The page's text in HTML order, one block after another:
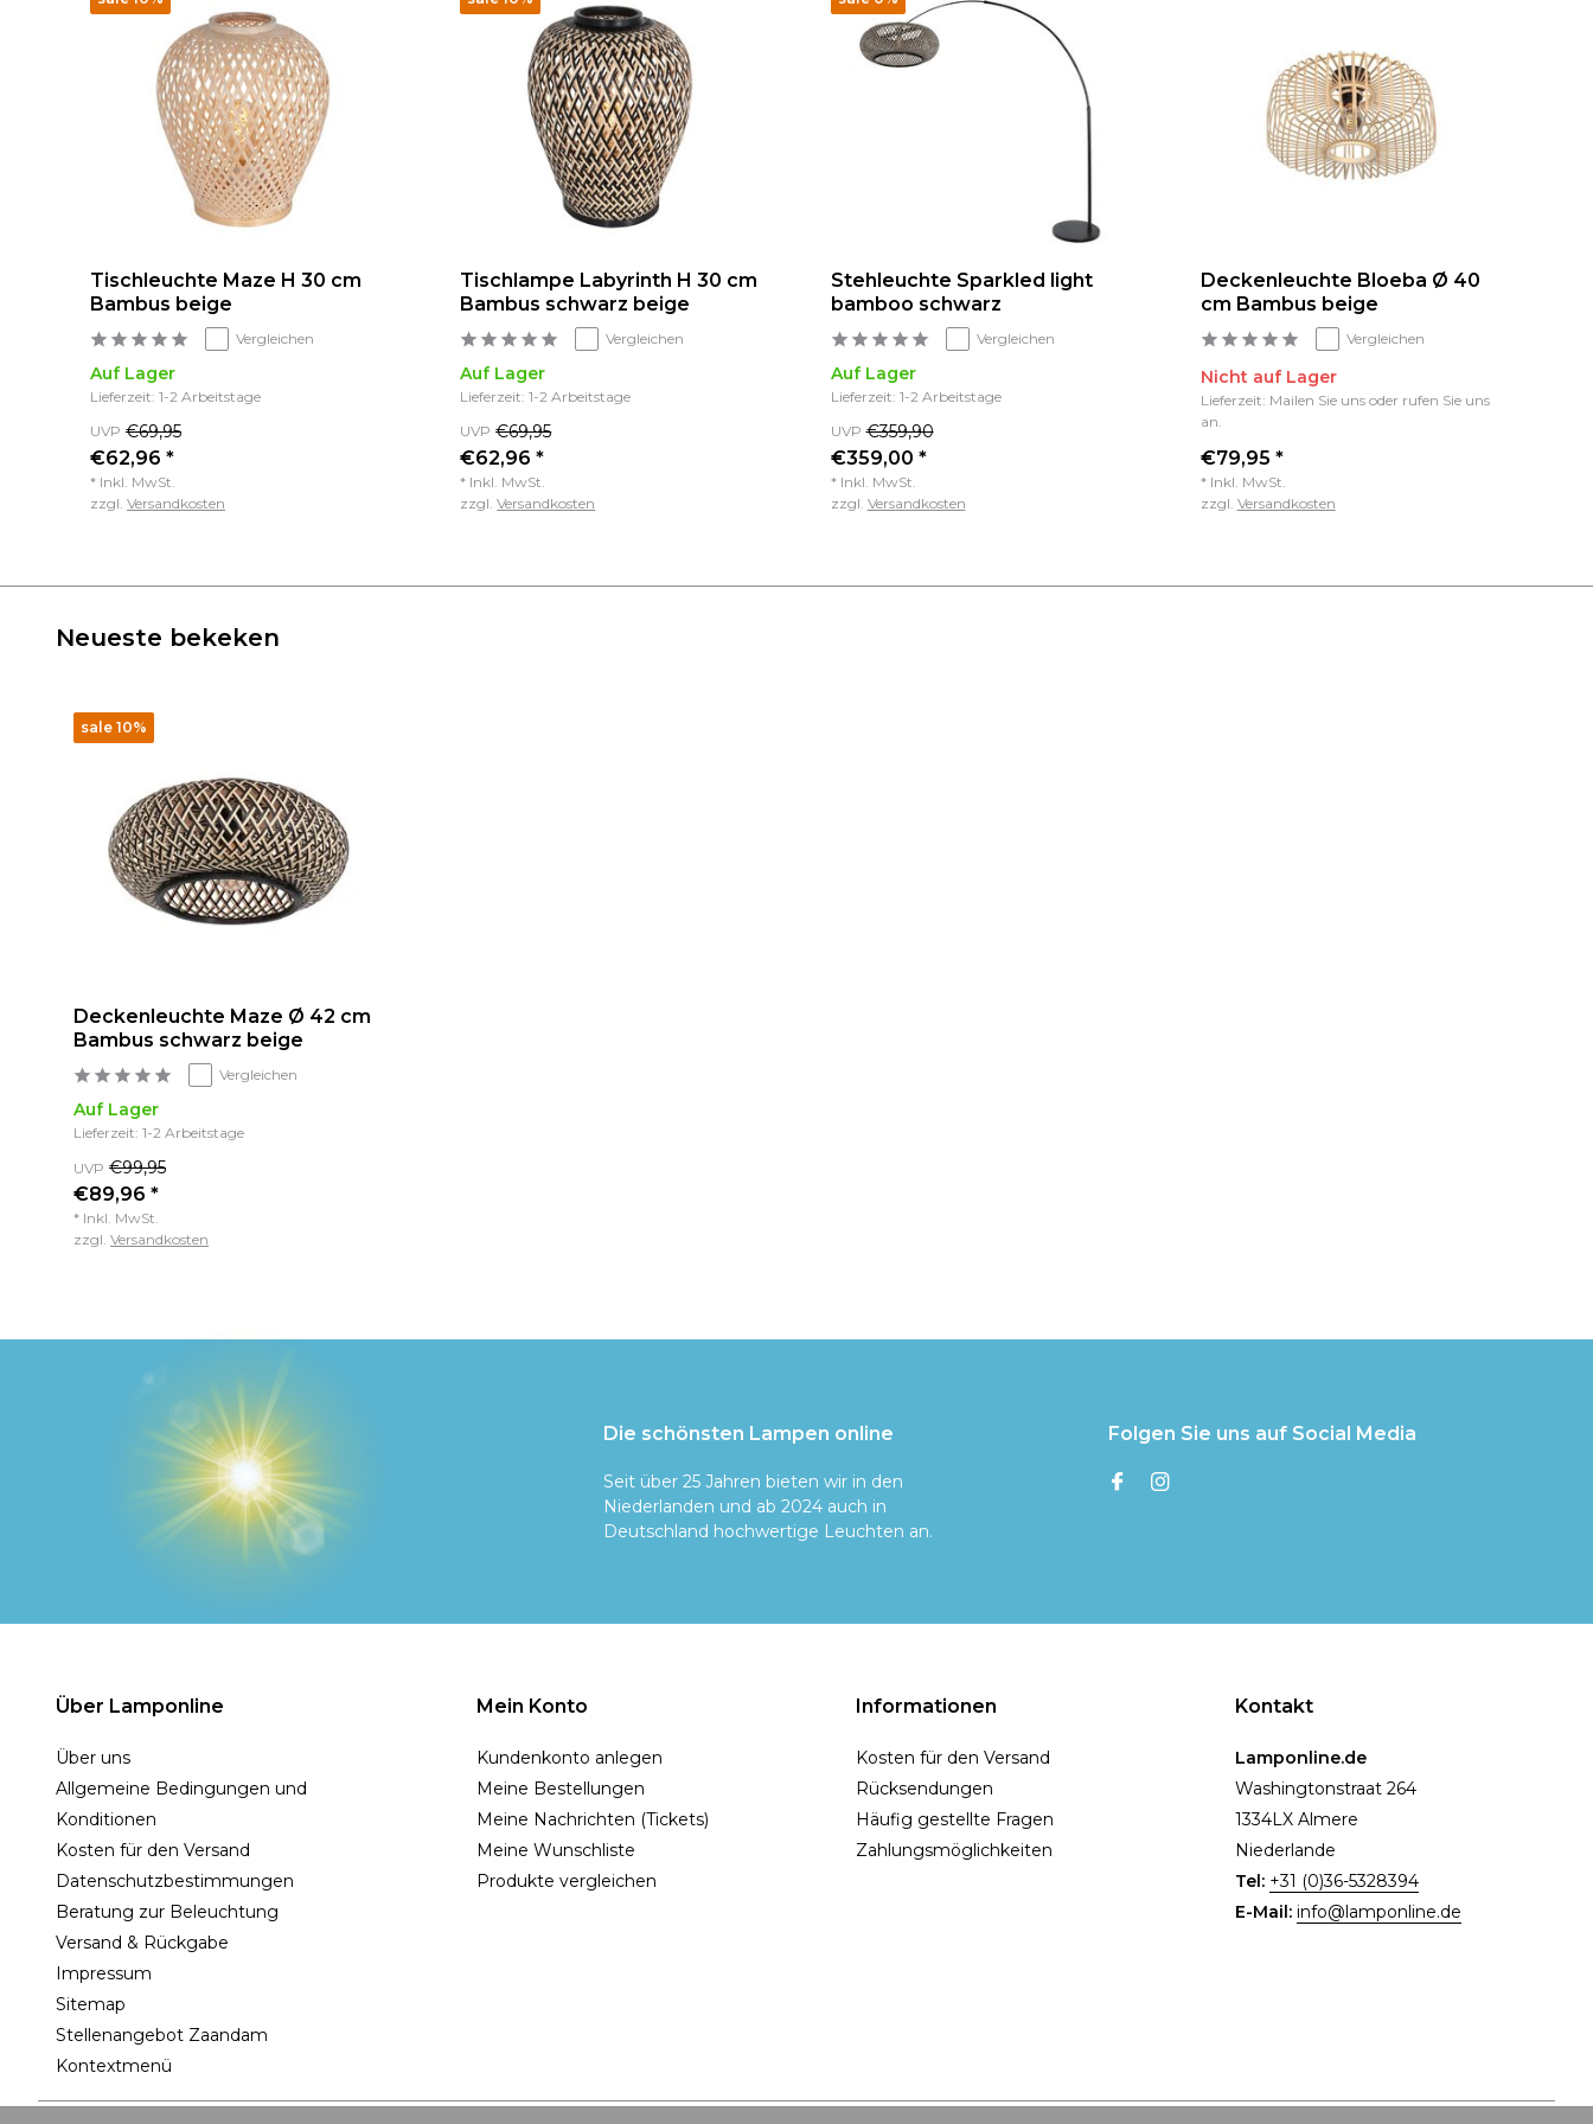
Tischleuchte Maze H 30 cm
Bambus beige
Vergleichen
Auf Lager
Lieferzeit: 1-2 Arbeitstage
UVP €69,95
€62,96 *
* Inkl. MwSt.
zzgl. Versandkosten
Tischlampe Labyrinth H 30 cm
Bambus schwarz beige
Vergleichen
Auf Lager
Lieferzeit: 1-2 Arbeitstage
UVP €69,95
€62,96 *
* Inkl. MwSt.
zzgl.Versandkosten
Stehleuchte Sparkled light
bamboo schwarz
Vergleichen
Auf Lager
Lieferzeit: 1-2 Arbeitstage
UVP €359,90
€359,00 *
* Inkl. MwSt.
zzgl. Versandkosten
Deckenleuchte Bloeba Ø 40
cm Bambus beige
Vergleichen
Nicht auf Lager
Lieferzeit: Mailen Sie uns oder rufen Sie uns
an.
€79,95 *
* Inkl. MwSt.
zzgl. Versandkosten
Neueste bekeken
sale 10%
Deckenleuchte Maze Ø 42 cm
Bambus schwarz beige
Vergleichen
Auf Lager
Lieferzeit: 1-2 Arbeitstage
UVP €99,95
€89,96 *
* Inkl. MwSt.
zzgl. Versandkosten
Die schönsten Lampen online
Seit über 25 Jahren bieten wir in den
Niederlanden und ab 2024 auch in
Deutschland hochwertige Leuchten an.
Folgen Sie uns auf Social Media
Über Lamponline
Über uns
Allgemeine Bedingungen und
Konditionen
Kosten für den Versand
Datenschutzbestimmungen
Beratung zur Beleuchtung
Versand & Rückgabe
Impressum
Sitemap
Stellenangebot Zaandam
Kontextmenü
Mein Konto
Kundenkonto anlegen
Meine Bestellungen
Meine Nachrichten (Tickets)
Meine Wunschliste
Produkte vergleichen
Informationen
Kosten für den Versand
Rücksendungen
Häufig gestellte Fragen
Zahlungsmöglichkeiten
Kontakt
Lamponline.de
Washingtonstraat 264
1334LX Almere
Niederlande
Tel: +31 (0)36-5328394
E-Mail: info@lamponline.de